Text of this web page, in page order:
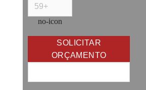
no-icon
SOLICITAR
ORÇAMENTO